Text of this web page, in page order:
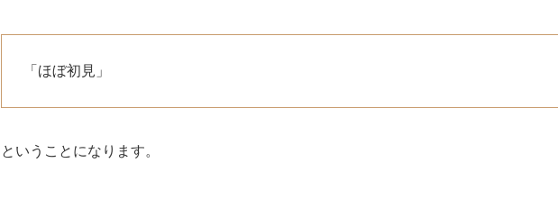
「ほぼ初見」
ということになります。